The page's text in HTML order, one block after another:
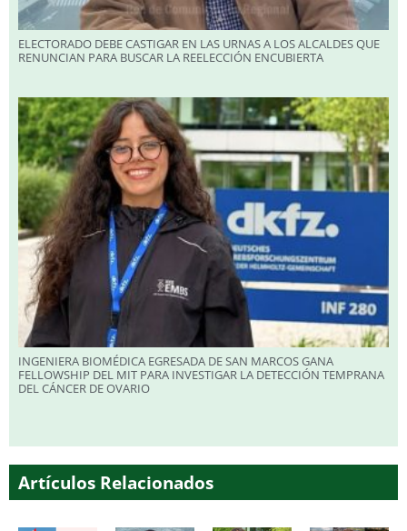
ELECTORADO DEBE CASTIGAR EN LAS URNAS A LOS ALCALDES QUE
RENUNCIAN PARA BUSCAR LA REELECCIÓN ENCUBIERTA
INGENIERA BIOMÉDICA EGRESADA DE SAN MARCOS GANA
FELLOWSHIP DEL MIT PARA INVESTIGAR LA DETECCIÓN TEMPRANA
DEL CÁNCER DE OVARIO
Artículos Relacionados